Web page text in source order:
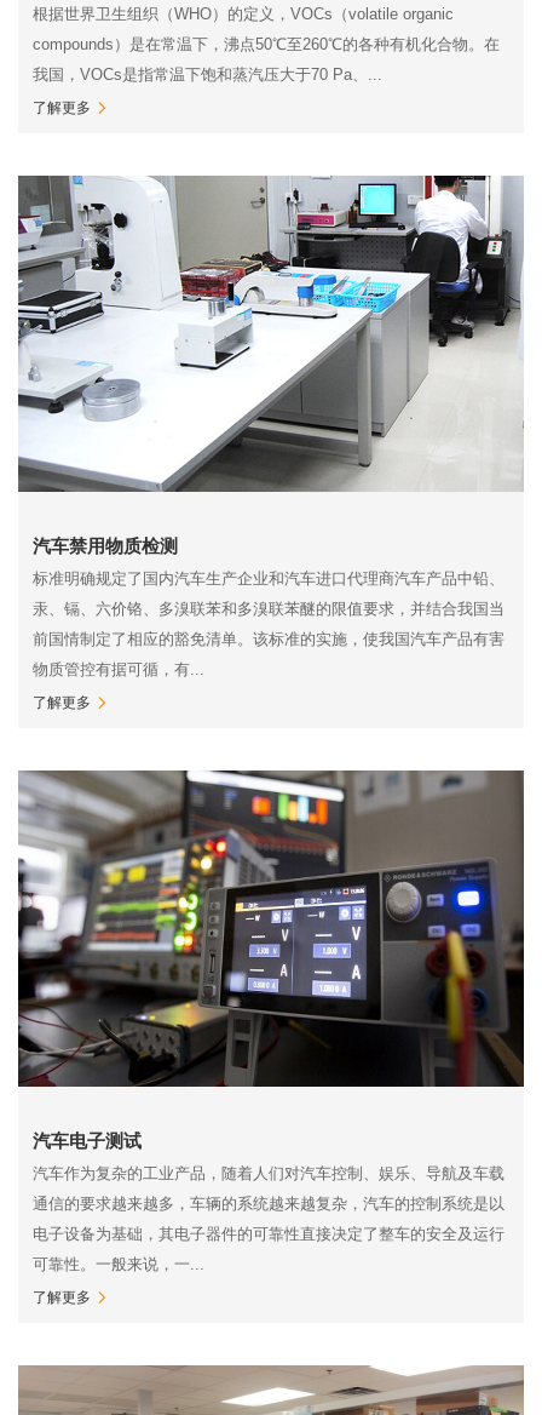
根据世界卫生组织（WHO）的定义，VOCs（volatile organic
compounds）是在常温下，沸点50℃至260℃的各种有机化合物。在
我国，VOCs是指常温下饱和蒸汽压大于70 Pa、...
了解更多
汽车禁用物质检测
标准明确规定了国内汽车生产企业和汽车进口代理商汽车产品中铅、
汞、镉、六价铬、多溴联苯和多溴联苯醚的限值要求，并结合我国当
前国情制定了相应的豁免清单。该标准的实施，使我国汽车产品有害
物质管控有据可循，有...
了解更多
汽车电子测试
汽车作为复杂的工业产品，随着人们对汽车控制、娱乐、导航及车载
通信的要求越来越多，车辆的系统越来越复杂，汽车的控制系统是以
电子设备为基础，其电子器件的可靠性直接决定了整车的安全及运行
可靠性。一般来说，一...
了解更多